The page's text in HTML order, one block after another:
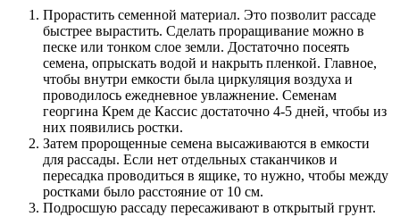
Прорастить семенной материал. Это позволит рассаде
быстрее вырастить. Сделать проращивание можно в
песке или тонком слое земли. Достаточно посеять
семена, опрыскать водой и накрыть пленкой. Главное,
чтобы внутри емкости была циркуляция воздуха и
проводилось ежедневное увлажнение. Семенам
георгина Крем де Кассис достаточно 4-5 дней, чтобы из
них появились ростки.
Затем пророщенные семена высаживаются в емкости
для рассады. Если нет отдельных стаканчиков и
пересадка проводиться в ящике, то нужно, чтобы между
ростками было расстояние от 10 см.
Подросшую рассаду пересаживают в открытый грунт.